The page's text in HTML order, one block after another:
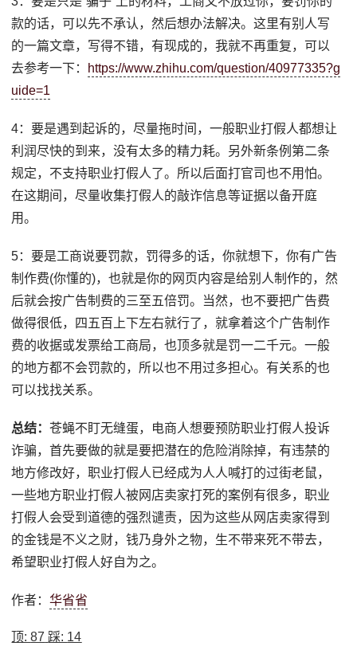
款的话，可以先不承认，然后想办法解决。这里有别人写
的一篇文章，写得不错，有现成的，我就不再重复，可以
去参考一下： https://www.zhihu.com/question/40977335?g
uide=1
4：要是遇到起诉的，尽量拖时间，一般职业打假人都想让
利润尽快的到来，没有太多的精力耗。另外新条例第二条
规定，不支持职业打假人了。所以后面打官司也不用怕。
在这期间，尽量收集打假人的敲诈信息等证据以备开庭
用。
5：要是工商说要罚款，罚得多的话，你就想下，你有广告
制作费(你懂的)，也就是你的网页内容是给别人制作的，然
后就会按广告制费的三至五倍罚。当然，也不要把广告费
做得很低，四五百上下左右就行了，就拿着这个广告制作
费的收据或发票给工商局，也顶多就是罚一二千元。一般
的地方都不会罚款的，所以也不用过多担心。有关系的也
可以找找关系。
总结：苍蝇不盯无缝蛋，电商人想要预防职业打假人投诉
诈骗，首先要做的就是要把潜在的危险消除掉，有违禁的
地方修改好，职业打假人已经成为人人喊打的过街老鼠，
一些地方职业打假人被网店卖家打死的案例有很多，职业
打假人会受到道德的强烈谴责，因为这些从网店卖家得到
的金钱是不义之财，钱乃身外之物，生不带来死不带去，
希望职业打假人好自为之。
作者：华省省
顶:87 踩: 14